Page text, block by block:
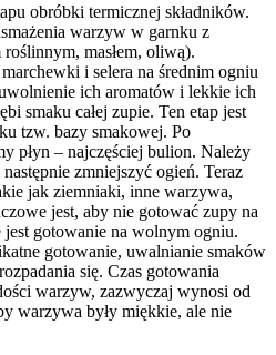
obróbki termicznej składników.
warzyw w garnku z
masłem, oliwą).
i selera na średnim ogniu
ich aromatów i lekkie ich
smaku całej zupie. Ten etap jest
tzw. bazy smakowej. Po
płyn – najczęściej bulion. Należy
zmniejszyć ogień. Teraz
jak ziemniaki, inne warzywa,
jest, aby nie gotować zupy na
gotowanie na wolnym ogniu.
gotowanie, uwalnianie smaków
się. Czas gotowania
warzyw, zazwyczaj wynosi od
warzywa były miękkie, ale nie